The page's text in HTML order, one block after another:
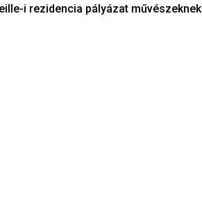
i rezidencia pályázat művészeknek